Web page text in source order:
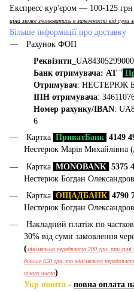
Експресс кур'єром — 100-125 грн
ціна може змінюватись в залежності від суми
Більше інформації про доставку
Рахунок ФОП
Реквізити
Банк отримувача: АТ"
Отримувач: НЕСТЕРЮК
ІПН отримувача:
Номер рахунку/IBAN:
6
Картка ПриватБанк 4149
Нестерюк Марія Михайлівна (
Картка MONOBANK 5375
Нестерюк Богдан
Картка ОЩАДБАНК 4790
Нестерюк Богдан
Накладний платіж по
30% від суми замовлення
(мінімальна передплата 200 грн, при
більше 650 грн, то мінімальна
цілого числа)
Укр пошта - повна оплата